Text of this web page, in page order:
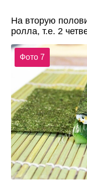
На вторую
ролла, т.е. 2
Фото 7